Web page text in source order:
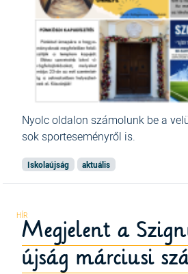
Nyolc oldalon számolunk be a
sok sporteseményről is.
Iskolaújság aktuális
Megjelent a
újság márciusi